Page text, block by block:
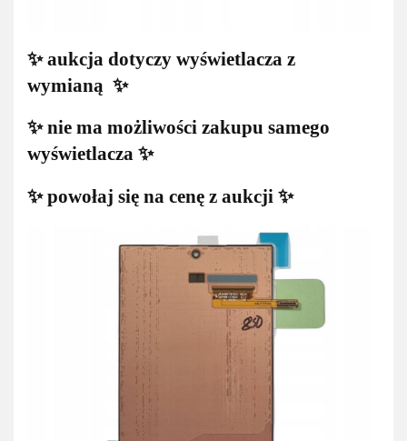
✨ aukcja dotyczy wyświetlacza z
wymianą ✨
✨ nie ma możliwości zakupu samego
wyświetlacza ✨
✨ powołaj się na cenę z aukcji ✨